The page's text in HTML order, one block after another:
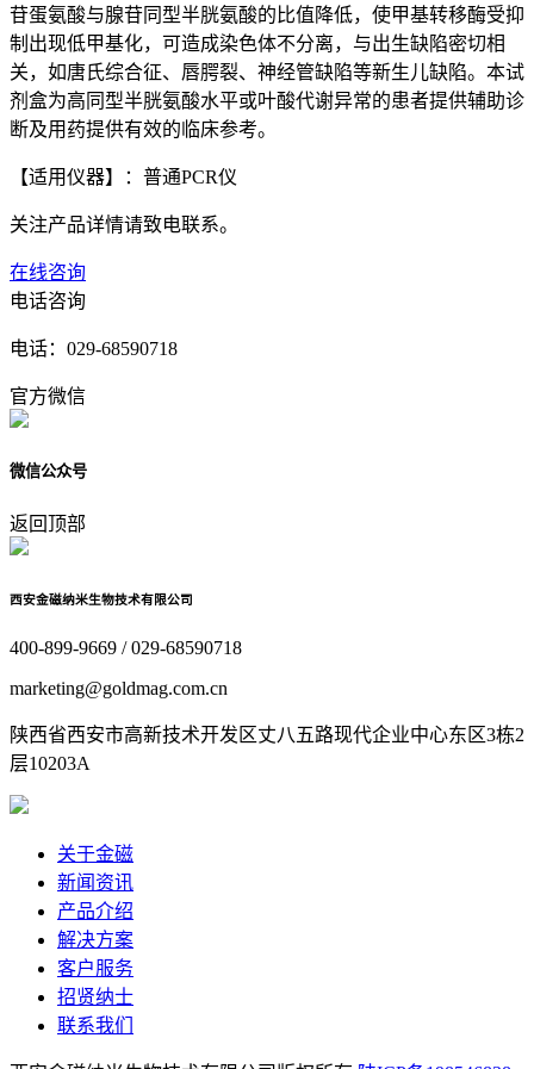
苷蛋氨酸与腺苷同型半胱氨酸的比值降低，使甲基转移酶受抑
制出现低甲基化，可造成染色体不分离，与出生缺陷密切相
关，如唐氏综合征、唇腭裂、神经管缺陷等新生儿缺陷。本试
剂盒为高同型半胱氨酸水平或叶酸代谢异常的患者提供辅助诊
断及用药提供有效的临床参考。
【适用仪器】：普通PCR仪
关注产品详情请致电联系。
在线咨询
电话咨询
电话： 029-68590718
官方微信
微信公众号
返回顶部
西安金磁纳米生物技术有限公司
400-899-9669 / 029-68590718
marketing@goldmag.com.cn
陕西省西安市高新技术开发区丈八五路现代企业中心东区3栋2
层10203A
关于金磁
新闻资讯
产品介绍
解决方案
客户服务
招贤纳士
联系我们